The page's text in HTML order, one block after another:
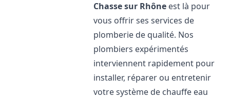
Chasse sur Rhône est là pour
vous offrir ses services de
plomberie de qualité. Nos
plombiers expérimentés
interviennent rapidement pour
installer, réparer ou entretenir
votre système de chauffe eau